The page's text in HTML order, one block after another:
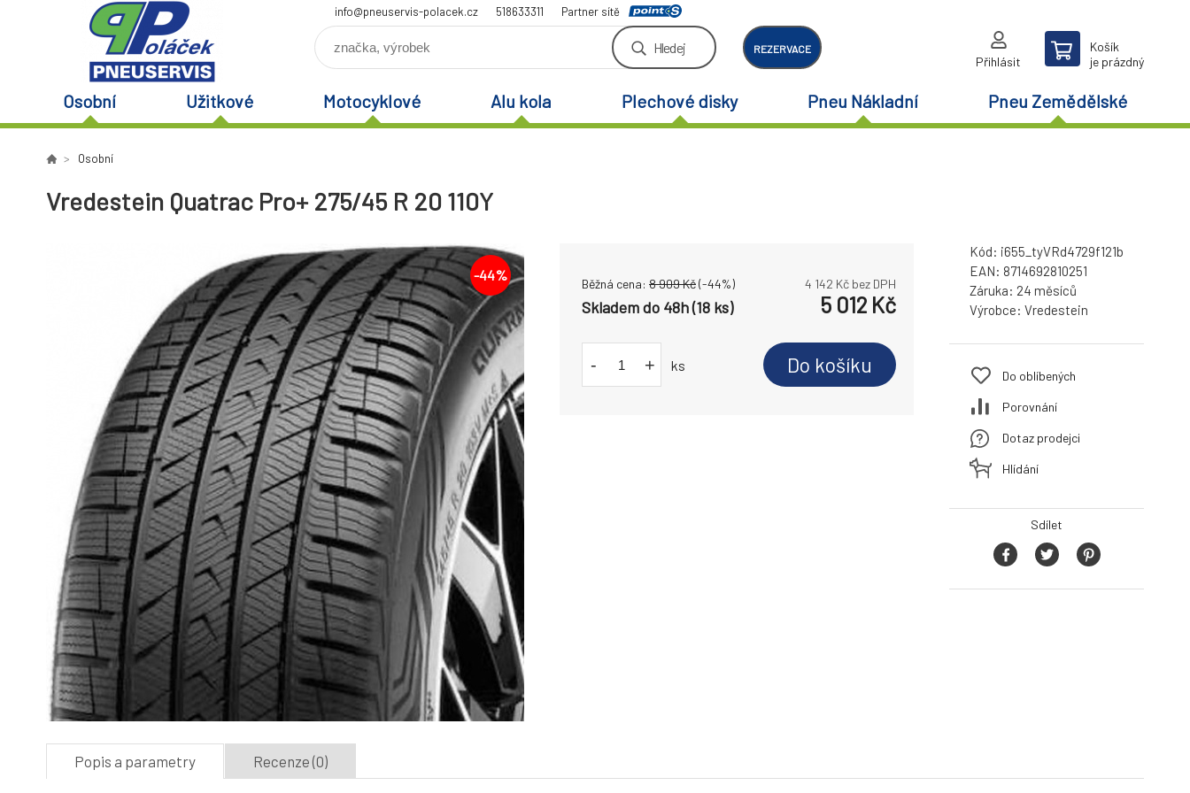
info@pneuservis-polacek.cz 518633311 Partner sítě
Hledej REZERVACE
Přihlásit
Košík
je prázdný
Osobní Užitkové Motocyklové Alu kola Plechové disky Pneu Nákladní Pneu Zemědělské
Osobní
Vredestein Quatrac Pro+ 275/45 R 20 110Y
-44%
Běžná cena: 8 909Kč(-44%) 4 142 Kč bez DPH
Skladem do 48h (18 ks) 5 012 Kč
- + ks Do košíku
Kód: i655_tyVRd4729f121b
EAN: 8714692810251
Záruka: 24 měsíců
Výrobce: Vredestein
Do oblíbených
Porovnání
Dotaz prodejci
Hlídání
Sdílet
Popis a parametry Recenze (0)